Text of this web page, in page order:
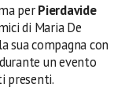
perPierdavide
di Maria De
sua compagna con
un evento
presenti.